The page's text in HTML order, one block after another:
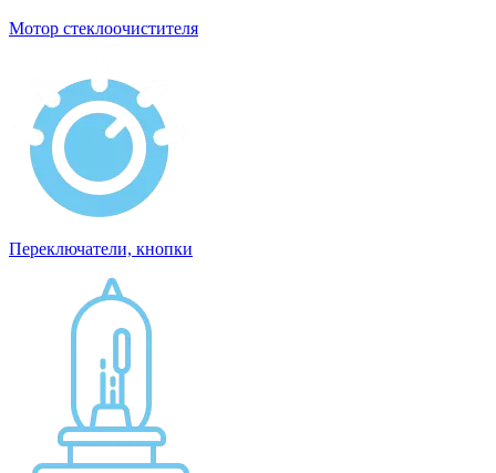
Мотор стеклоочистителя
Переключатели, кнопки